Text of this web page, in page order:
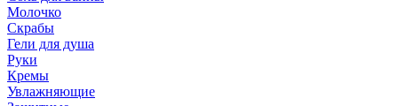
Молочко
Скрабы
Гели для душа
Руки
Кремы
Увлажняющие